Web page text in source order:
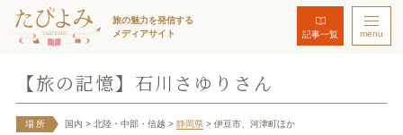
旅の魅力を発信する
メディアサイト
記事一覧 menu
【旅の記憶】石川さゆりさん
場所 国内 > 北陸・中部・信越 > 静岡県 > 伊豆市、河津町ほか